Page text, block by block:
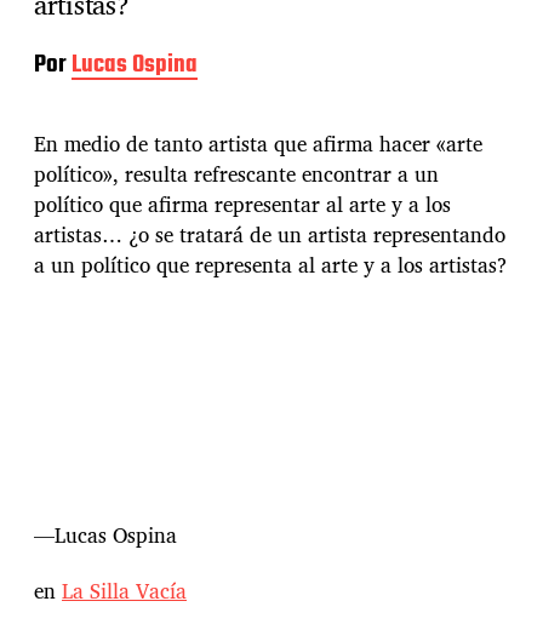
PorLucas Ospina
En medio de tanto artista que afirma hacer «arte
político», resulta refrescante encontrar a un
político que afirma representar al arte y a los
artistas… ¿o se tratará de un artista representando
a un político que representa al arte y a los artistas?
—Lucas Ospina
enLa Silla Vacía